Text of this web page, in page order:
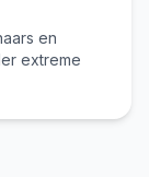
en
extreme